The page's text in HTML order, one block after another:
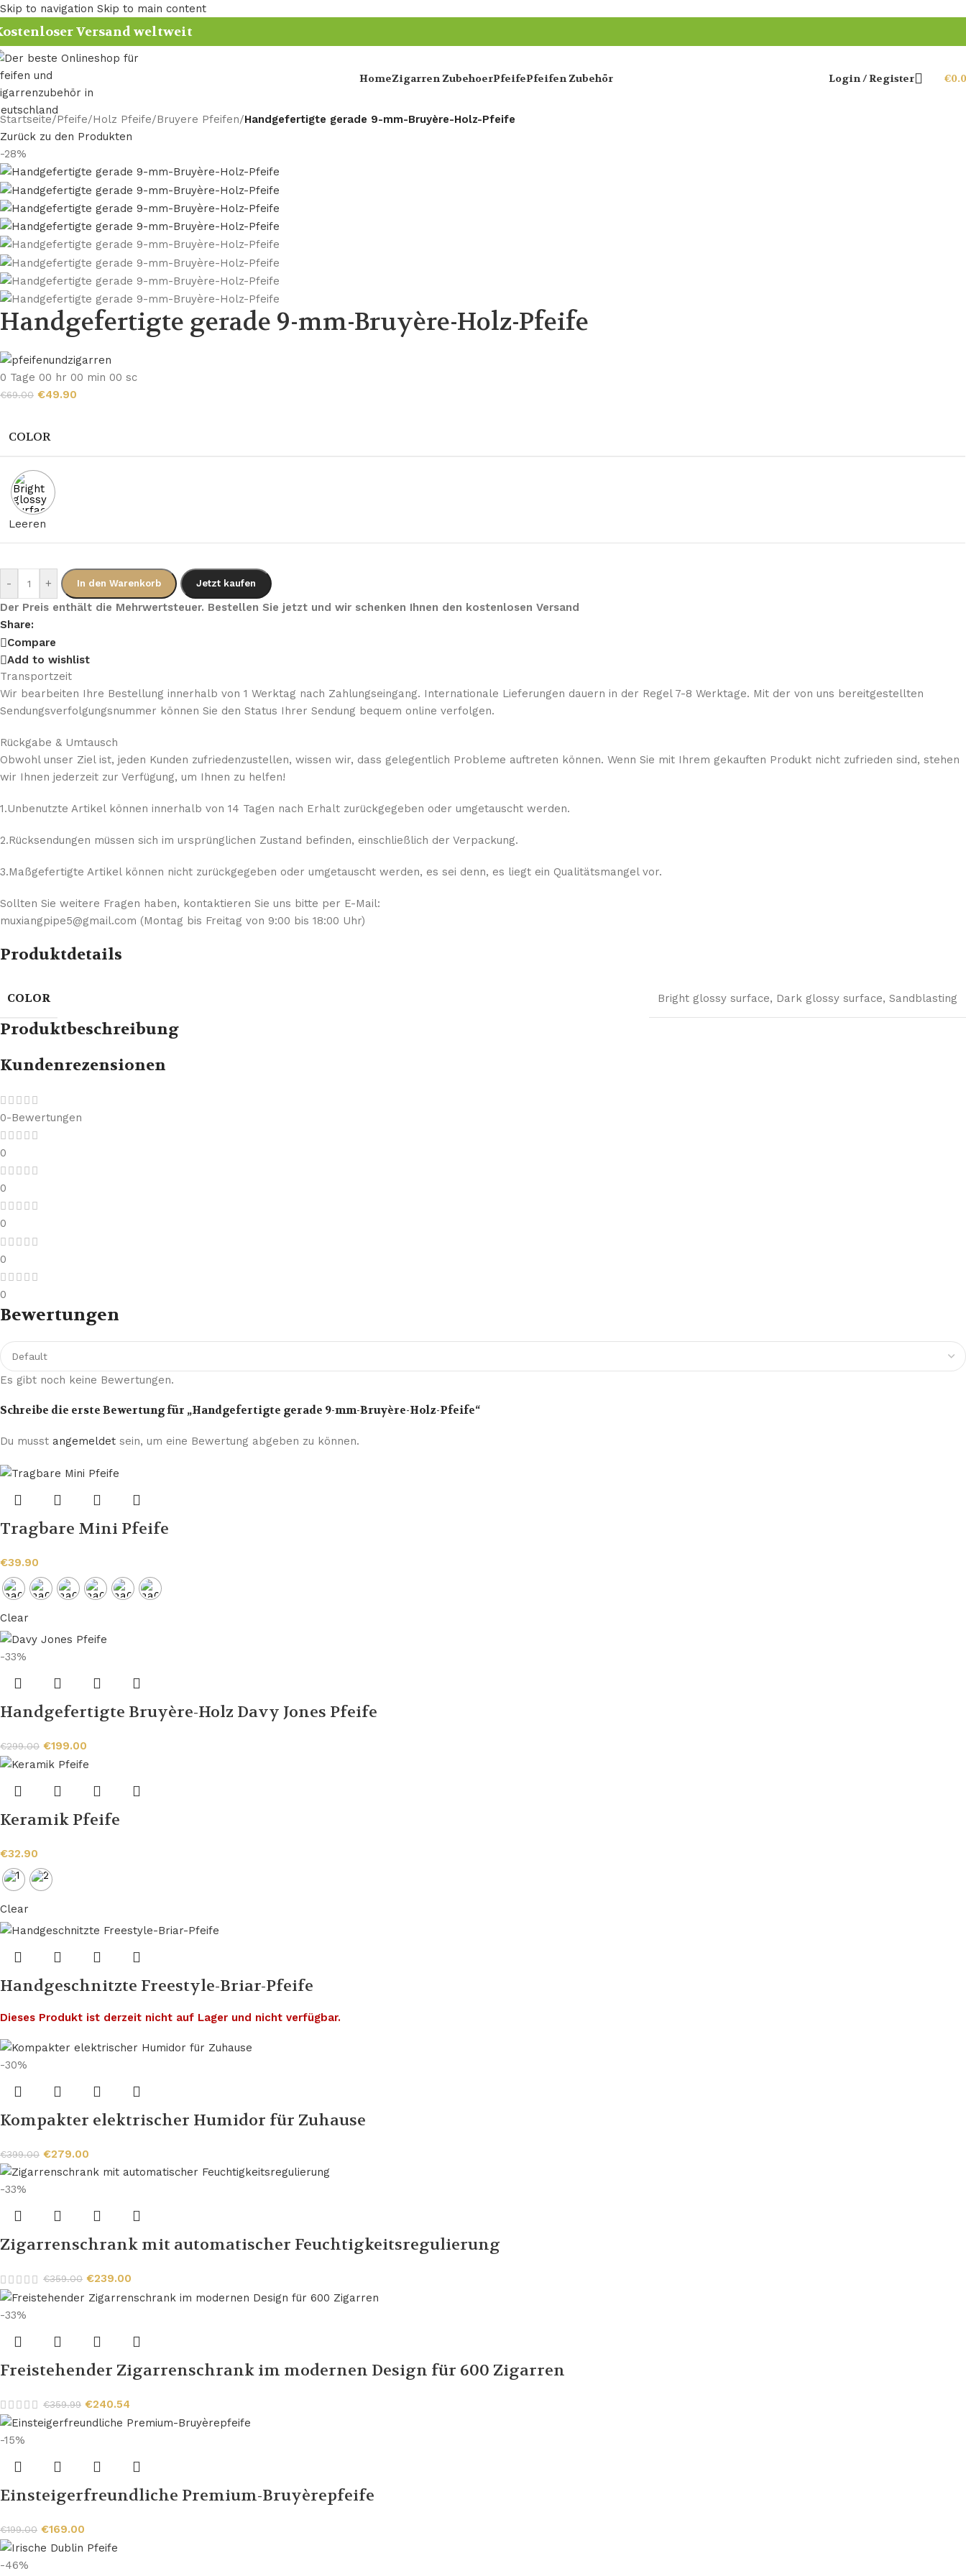
Skip to navigation Skip to main content
Versand weltweit
HomeZigarren ZubehoerPfeifePfeifen Zubehör Login / Register €
Startseite/Pfeife/Holz Pfeife/Bruyere Pfeifen/Handgefertigte gerade 9-mm-Bruyère-Holz-Pfeife
Zurück zu den Produkten
-28%
Handgefertigte gerade 9-mm-Bruyère-Holz-Pfeife
0 Tage 00 hr 00 min 00 sc
€69.00 €49.90
COLOR
Leeren
- + In den Warenkorb Jetzt kaufen
Der Preis enthält die Mehrwertsteuer. Bestellen Sie jetzt und wir schenken Ihnen den kostenlosen Versand
Share:
Compare
Add to wishlist
Transportzeit
Wir bearbeiten Ihre Bestellung innerhalb von 1 Werktag nach Zahlungseingang. Internationale Lieferungen dauern in der Regel 7-8 Werktage. Mit der von uns bereitgestellten
Sendungsverfolgungsnummer können Sie den Status Ihrer Sendung bequem online verfolgen.
Rückgabe & Umtausch
Obwohl unser Ziel ist, jeden Kunden zufriedenzustellen, wissen wir, dass gelegentlich Probleme auftreten können. Wenn Sie mit Ihrem gekauften Produkt nicht zufrieden sind, stehen
wir Ihnen jederzeit zur Verfügung, um Ihnen zu helfen!
1.Unbenutzte Artikel können innerhalb von 14 Tagen nach Erhalt zurückgegeben oder umgetauscht werden.
2.Rücksendungen müssen sich im ursprünglichen Zustand befinden, einschließlich der Verpackung.
3.Maßgefertigte Artikel können nicht zurückgegeben oder umgetauscht werden, es sei denn, es liegt ein Qualitätsmangel vor.
Sollten Sie weitere Fragen haben, kontaktieren Sie uns bitte per E-Mail:
muxiangpipe5@gmail.com (Montag bis Freitag von 9:00 bis 18:00 Uhr)
Produktdetails
COLOR Bright glossy surface, Dark glossy surface, Sandblasting
Produktbeschreibung
Kundenrezensionen
0-Bewertungen
0
0
0
0
0
Bewertungen
Es gibt noch keine Bewertungen.
Schreibe die erste Bewertung für „Handgefertigte gerade 9-mm-Bruyère-Holz-Pfeife“
Du musst angemeldet sein, um eine Bewertung abgeben zu können.
Tragbare Mini Pfeife
€39.90
Clear
-33%
Handgefertigte Bruyère-Holz Davy Jones Pfeife
€299.00 €199.00
Keramik Pfeife
€32.90
Clear
Handgeschnitzte Freestyle-Briar-Pfeife
Dieses Produkt ist derzeit nicht auf Lager und nicht verfügbar.
-30%
Kompakter elektrischer Humidor für Zuhause
€399.00 €279.00
-33%
Zigarrenschrank mit automatischer Feuchtigkeitsregulierung
€359.00 €239.00
-33%
Freistehender Zigarrenschrank im modernen Design für 600 Zigarren
€359.99 €240.54
-15%
Einsteigerfreundliche Premium-Bruyèrepfeife
€199.00 €169.00
-46%